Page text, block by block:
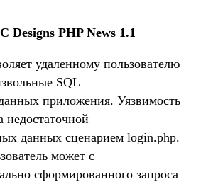
Designs PHP News 1.1
удаленному пользователю
SQL
приложения. Уязвимость
недостаточной
данных сценарием login.php.
может с
сформированного запроса